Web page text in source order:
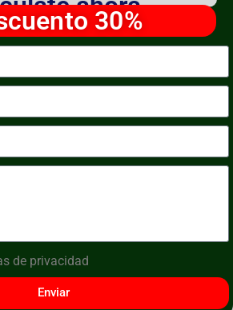
30%
de privacidad
Enviar